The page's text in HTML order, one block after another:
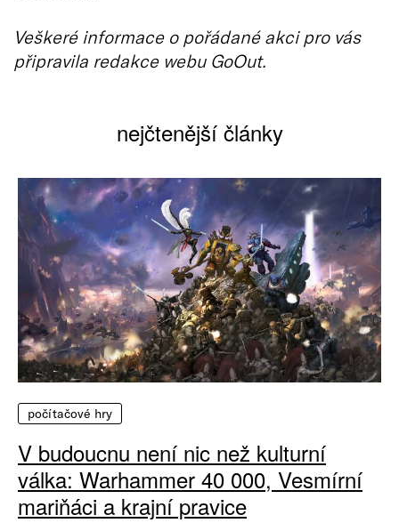
Veškeré informace o pořádané akci pro vás
připravila redakce webu GoOut.
nejčtenější články
počítačové hry
V budoucnu není nic než kulturní
válka: Warhammer 40 000, Vesmírní
mariňáci a krajní pravice